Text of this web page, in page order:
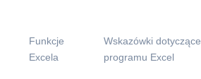
Funkcje
Excela
Wskazówki dotyczące
programu Excel